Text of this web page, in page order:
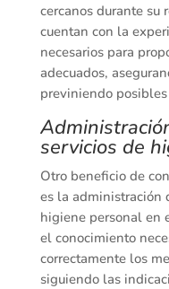
cercanos durante su
cuentan con la
necesarios para
adecuados,
previniendo
servicios de
Otro beneficio de
es la administración
higiene personal en
el conocimiento
correctamente los
siguiendo las